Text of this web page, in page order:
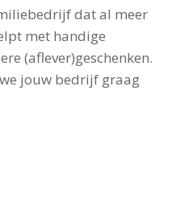
dat al meer
met handige
(aflever)geschenken.
jouw bedrijf graag